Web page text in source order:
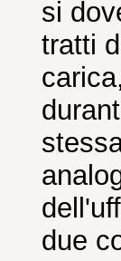
si
tratti
due